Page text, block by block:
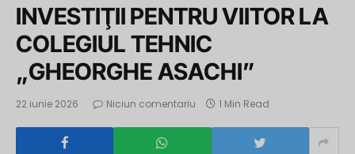
INVESTIŢII PENTRU VIITOR LA
COLEGIUL TEHNIC
„GHEORGHE ASACHI”
22 iunie 2026 Niciun comentariu 1 Min Read